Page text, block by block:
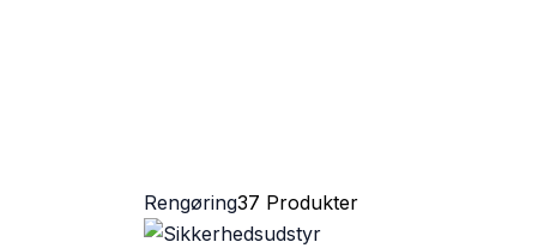
Rengøring37 Produkter